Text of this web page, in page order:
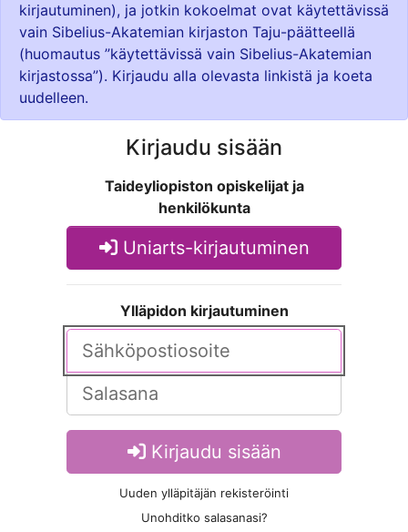
kirjautuminen), ja jotkin kokoelmat ovat käytettävissä
vain Sibelius-Akatemian kirjaston Taju-päätteellä
(huomautus ”käytettävissä vain Sibelius-Akatemian
kirjastossa”). Kirjaudu alla olevasta linkistä ja koeta
uudelleen.
Kirjaudu sisään
Taideyliopiston opiskelijat ja
henkilökunta
Uniarts-kirjautuminen
Ylläpidon kirjautuminen
Kirjaudu sisään
Uuden ylläpitäjän rekisteröinti
Unohditko salasanasi?